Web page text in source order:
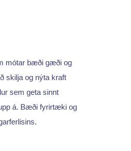
mótar bæði gæði og
skilja og nýta kraft
sem geta sinnt
á. Bæði fyrirtæki og